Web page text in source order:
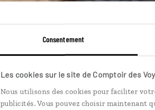
Consentement
Les cookies sur le site de Comptoir des
Nous utilisons des cookies pour faciliter
publicités. Vous pouvez choisir maintenant
Italie du